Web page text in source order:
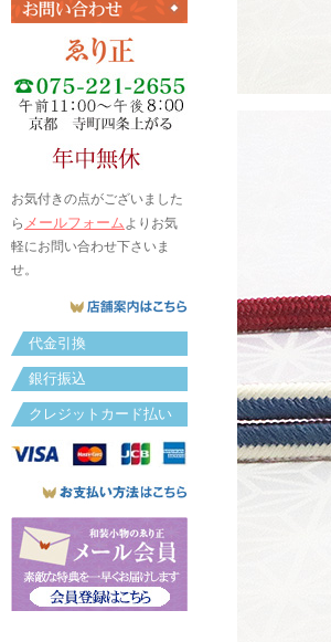
お気付きの点がございました
ら メールフォームよりお気
軽にお問い合わせ下さいま
せ。
代金引換
銀行振込
クレジットカード払い